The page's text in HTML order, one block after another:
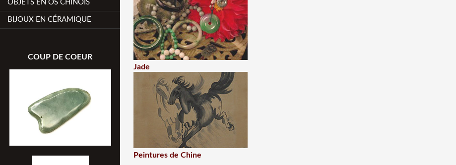
OBJETS EN OS CHINOIS
BIJOUX EN CÉRAMIQUE
COUP DE COEUR
Jade
Peintures de Chine